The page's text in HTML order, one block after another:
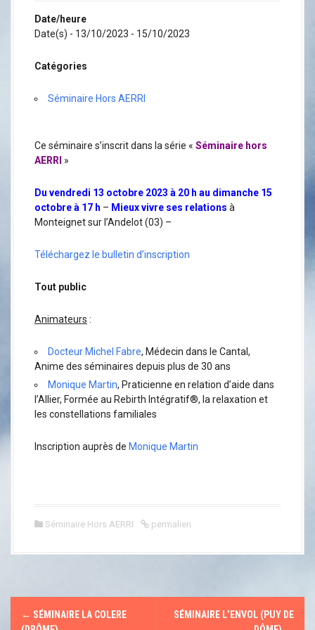
Date/heure
Date(s) - 13/10/2023 - 15/10/2023
Catégories
Séminaire Hors AERRI
Ce séminaire s’inscrit dans la série « Séminaire hors
AERRI »
Du vendredi 13 octobre 2023 à 20 h au dimanche 15
octobre à 17 h – Mieux vivre ses relations à
Monteignet sur l’Andelot (03) –
Téléchargez le bulletin d’inscription
Tout public
Animateurs :
Docteur Michel Fabre, Médecin dans le Cantal,
Anime des séminaires depuis plus de 30 ans
Monique Martin, Praticienne en relation d’aide dans
l’Allier, Formée au Rebirth Intégratif®, la relaxation et
les constellations familiales
Inscription auprès de Monique Martin
Séminaire Hors AERRI permalien
N← SÉMINAIRE LA COLERE
SÉMINAIRE L’ENVOL (PUY DE